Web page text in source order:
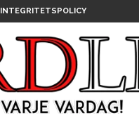
INTEGRITETSPOLICY